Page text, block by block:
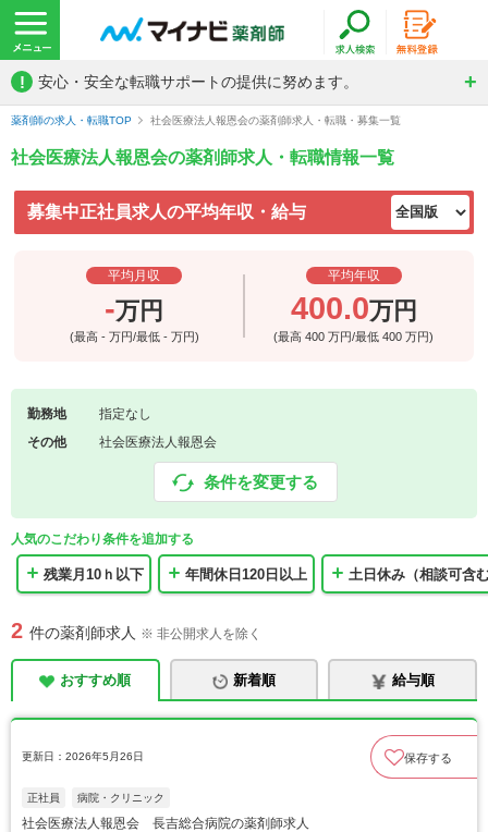
! 安心・安全な転職サポートの提供に努めます。
薬剤師の求人・転職TOP 社会医療法人報恩会の薬剤師求人・転職・募集一覧
社会医療法人報恩会の薬剤師求人・転職情報一覧
募集中正社員求人の平均年収・給与
平均月収
-万円
(最高 - 万円/最低 - 万円)
平均年収
400.0万円
(最高400万円/最低400万円)
勤務地
指定なし
その他
社会医療法人報恩会
条件を変更する
人気のこだわり条件を追加する
残業月10ｈ以下 年間休日120日以上 土日休み（相談可含
2 件の薬剤師求人 ※ 非公開求人を除く
おすすめ順 新着順 給与順
更新日：2026年5月26日 保存する
正社員 病院・クリニック
社会医療法人報恩会 長吉総合病院の薬剤師求人